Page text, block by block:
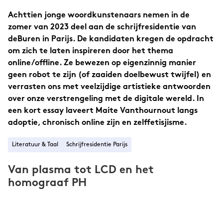
Achttien jonge woordkunstenaars nemen in de
zomer van 2023 deel aan de schrijfresidentie van
deBuren in Parijs. De kandidaten kregen de opdracht
om zich te laten inspireren door het thema
online/offline. Ze bewezen op eigenzinnig manier
geen robot te zijn (of zaaiden doelbewust twijfel) en
verrasten ons met veelzijdige artistieke antwoorden
over onze verstrengeling met de digitale wereld. In
een kort essay laveert Maite Vanthournout langs
adoptie, chronisch online zijn en zelffetisjisme.
Literatuur & Taal Schrijfresidentie Parijs
Van plasma tot LCD en het
homograaf PH